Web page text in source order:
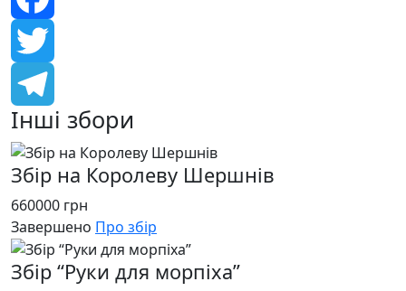
Facebook
Twitter
Telegram
Інші збори
Збір на Королеву Шершнів
660000 грн
Завершено Про збір
Збір “Руки для морпіха”